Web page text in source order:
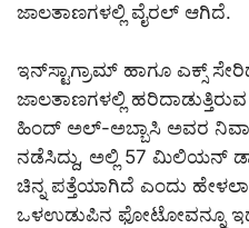
ಜಾಲತಾಣಗಳಲ್ಲಿ ವೈರಲ್ ಆಗಿದೆ.
ಇನ್‌ಸ್ಟಾಗ್ರಾಮ್ ಹಾಗೂ ಎಕ್ಸ್
ಜಾಲತಾಣಗಳಲ್ಲಿ
ಹಿಂದ್ ಅಲ್-ಅಬ್ಬಾಸಿ ಅವರ
ನಡೆಸಿದ್ದು, ಅಲ್ಲಿ 57 ಮಿಲಿಯನ್
ಚಿನ್ನ ಪತ್ತೆಯಾಗಿದೆ ಎಂದು
ಒಳಉಡುಪಿನ ಫೋಟೋವನ್ನೂ